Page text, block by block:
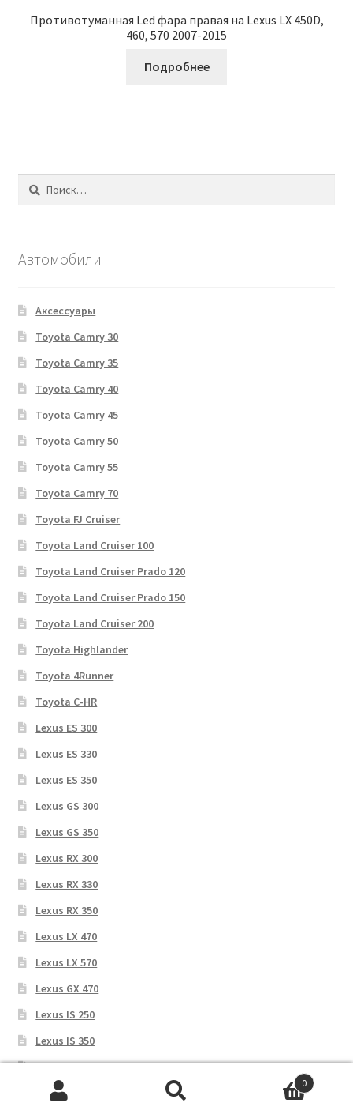
Противотуманная Led фара правая на Lexus LX 450D,
460, 570 2007-2015
Подробнее
Найти:
Автомобили
Аксессуары
Toyota Camry 30
Toyota Camry 35
Toyota Camry 40
Toyota Camry 45
Toyota Camry 50
Toyota Camry 55
Toyota Camry 70
Toyota FJ Cruiser
Toyota Land Cruiser 100
Toyota Land Cruiser Prado 120
Toyota Land Cruiser Prado 150
Toyota Land Cruiser 200
Toyota Highlander
Toyota 4Runner
Toyota C-HR
Lexus ES 300
Lexus ES 330
Lexus ES 350
Lexus GS 300
Lexus GS 350
Lexus RX 300
Lexus RX 330
Lexus RX 350
Lexus LX 470
Lexus LX 570
Lexus GX 470
Lexus IS 250
Lexus IS 350
Toyota Corolla
Toyota Avensis
0